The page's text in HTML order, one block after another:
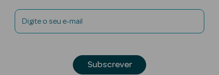
RostoDigite o seu e-mail
Subscrever